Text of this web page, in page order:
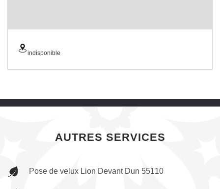
indisponible
AUTRES SERVICES
Pose de velux Lion Devant Dun 55110